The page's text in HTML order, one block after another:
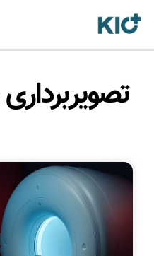
تصویربرداری